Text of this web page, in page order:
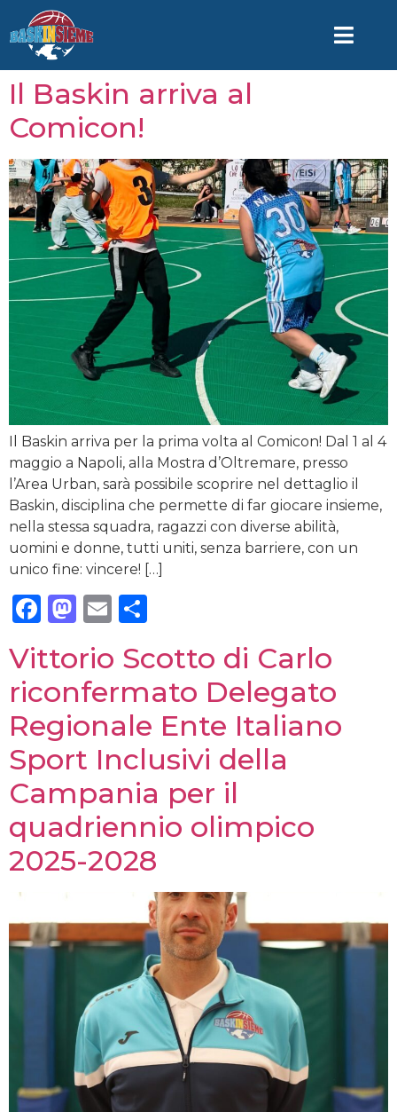
Il Baskin arriva al
Comicon!
Il Baskin arriva per la prima volta al Comicon! Dal 1 al 4
maggio a Napoli, alla Mostra d’Oltremare, presso
l’Area Urban, sarà possibile scoprire nel dettaglio il
Baskin, disciplina che permette di far giocare insieme,
nella stessa squadra, ragazzi con diverse abilità,
uomini e donne, tutti uniti, senza barriere, con un
unico fine: vincere! […]
Facebook
Mastodon
Email
Vittorio Scotto di Carlo
riconfermato Delegato
Regionale Ente Italiano
Sport Inclusivi della
Campania per il
quadriennio olimpico
2025-2028